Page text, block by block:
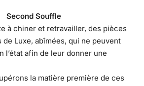
Second Souffle
à chiner et retravailler, des pièces
de Luxe, abîmées, qui ne peuvent
l’état afin de leur donner une
la matière première de ces